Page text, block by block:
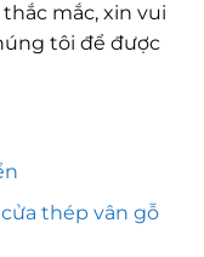
mắc, xin vui
tôi để được
thép vân gỗ